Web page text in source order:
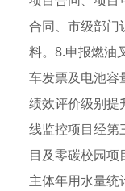
合同、市级部门
料。8.申报燃油
车发票及电池容
绩效评价级别提
线监控项目经第
目及零碳校园
主体年用水量统